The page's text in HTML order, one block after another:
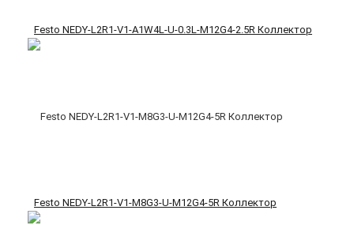
Festo NEDY-L2R1-V1-A1W4L-U-0.3L-M12G4-2.5R Коллектор
Festo NEDY-L2R1-V1-M8G3-U-M12G4-5R Коллектор